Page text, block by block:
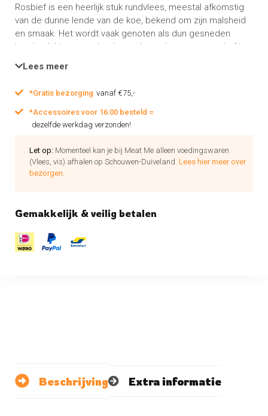
Rosbief is een heerlijk stuk rundvlees, meestal afkomstig
van de dunne lende van de koe, bekend om zijn malsheid
en smaak. Het wordt vaak genoten als dun gesneden
koude plakjes, maar het kan ook worden geroosterd of in
Lees meer
*Gratis bezorging vanaf €75,-
*Accessoires voor 16:00 besteld =
dezelfde werkdag verzonden!
Let op: Momenteel kan je bij Meat Me alleen voedingswaren
(Vlees, vis) afhalen op Schouwen-Duiveland. Lees hier meer over
bezorgen.
Gemakkelijk & veilig betalen
Beschrijving Extra informatie